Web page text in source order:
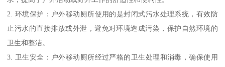
2. 环境保护：户外移动厕所使用的是封闭式污水处理系统，有效防
止污水的直接排放或外泄，避免对环境造成污染，保护自然环境的
卫生和整洁。
3. 卫生安全：户外移动厕所经过严格的卫生处理和消毒，确保使用